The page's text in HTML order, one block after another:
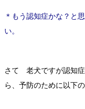
＊もう認知症かな？と
い。
さて 老犬ですが認知
ら、予防のために以下